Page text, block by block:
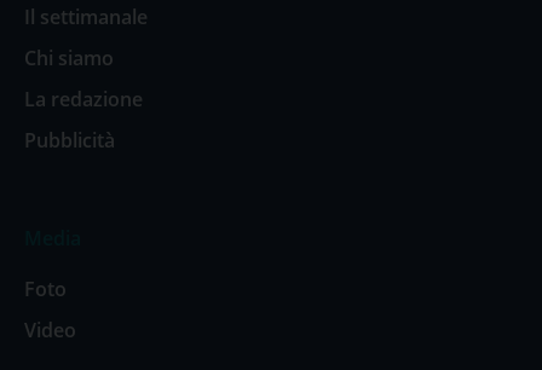
Il settimanale
Chi siamo
La redazione
Pubblicità
Foto
Video